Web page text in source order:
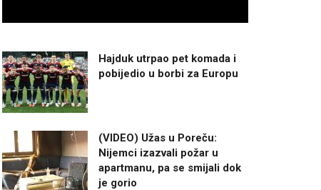
Hajduk utrpao pet komada i
pobijedio u borbi za Europu
(VIDEO) Užas u Poreču:
Nijemci izazvali požar u
apartmanu, pa se smijali dok
je gorio